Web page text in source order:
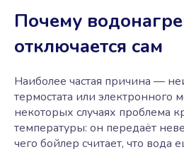
Почему
отключается сам
Наиболее частая причина —
термостата или электронного
некоторых случаях проблема
температуры: он передаёт
чего бойлер считает, что вода